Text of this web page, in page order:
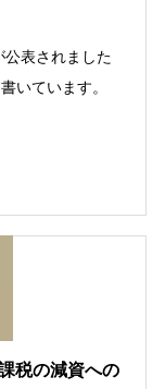
表されました
いています。
税の減資への